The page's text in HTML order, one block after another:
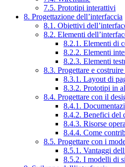
7.5. Prototipi interattivi
8. Progettazione dell’interfaccia
8.1. Obiettivi
8.2. Elementi
8.2.1. Elementi di
8.2.2. Elementi
8.2.3. Elementi
8.3. Progettare e
8.3.1. Layout di
8.3.2. Prototipi in
8.4. Progettare con il
8.4.1.
8.4.2. Benefici del
8.4.3. Risorse
8.4.4. Come
8.5. Progettare con i
8.5.1. Vantaggi
8.5.2. I modelli di